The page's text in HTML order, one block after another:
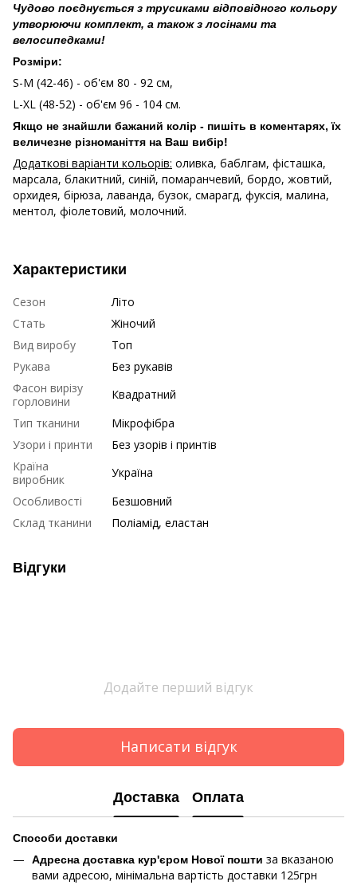
Чудово поєднується з трусиками відповідного кольору
утворюючи комплект, а також з лосінами та
велосипедками!
Розміри:
S-M (42-46) - об'єм 80 - 92 см,
L-XL (48-52) - об'єм 96 - 104 см.
Якщо не знайшли бажаний колір - пишіть в коментарях, їх
величезне різноманіття на Ваш вибір!
Додаткові варіанти кольорів: оливка, баблгам, фісташка,
марсала, блакитний, синій, помаранчевий, бордо, жовтий,
орхидея, бірюза, лаванда, бузок, смарагд, фуксія, малина,
ментол, фіолетовий, молочний.
Характеристики
Сезон
Літо
Стать
Жіночий
Вид виробу
Топ
Рукава
Без рукавів
Фасон вирізу
горловини
Квадратний
Тип тканини
Мікрофібра
Узори і принти
Без узорів і принтів
Країна
виробник
Україна
Особливості
Безшовний
Склад тканини
Поліамід, еластан
Відгуки
Додайте перший відгук
Написати відгук
Доставка Оплата
Способи доставки
Адресна доставка кур'єром Нової пошти за вказаною
вами адресою, мінімальна вартість доставки 125грн